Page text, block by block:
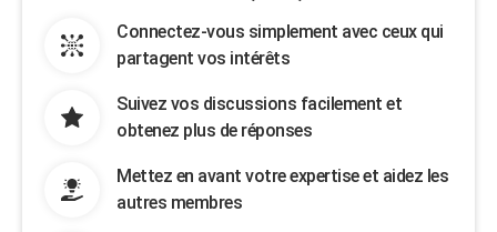
Connectez-vous simplement avec ceux qui
partagent vos intérêts
Suivez vos discussions facilement et
obtenez plus de réponses
Mettez en avant votre expertise et aidez les
autres membres